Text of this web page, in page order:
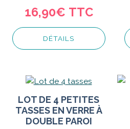
16,90€ TTC
DÉTAILS
LOT DE 4 PETITES
TASSES EN VERRE À
DOUBLE PAROI